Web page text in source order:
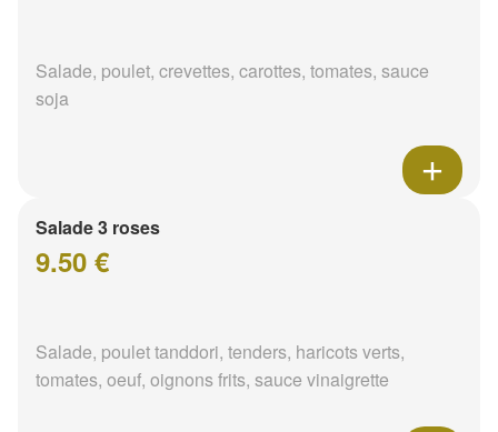
Salade, poulet, crevettes, carottes, tomates, sauce
soja
Salade 3 roses
9.50 €
Salade, poulet tanddori, tenders, haricots verts,
tomates, oeuf, oignons frits, sauce vinaigrette